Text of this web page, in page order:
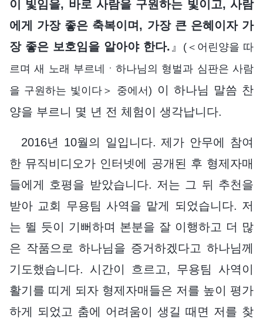
이 빛임을, 바로 사람을 구원하는 빛이고, 사람
에게 가장 좋은 축복이며, 가장 큰 은혜이자 가
장 좋은 보호임을 알아야 한다. 』 (＜어린양을 따
르며 새 노래 부르네ㆍ하나님의 형벌과 심판은 사람
을 구원하는 빛이다＞ 중에서) 이 하나님 말씀 찬
양을 부르니 몇 년 전 체험이 생각납니다.
2016년 10월의 일입니다. 제가 안무에 참여
한 뮤직비디오가 인터넷에 공개된 후 형제자매
들에게 호평을 받았습니다. 저는 그 뒤 추천을
받아 교회 무용팀 사역을 맡게 되었습니다. 저
는 뛸 듯이 기뻐하며 본분을 잘 이행하고 더 많
은 작품으로 하나님을 증거하겠다고 하나님께
기도했습니다. 시간이 흐르고, 무용팀 사역이
활기를 띠게 되자 형제자매들은 저를 높이 평가
하게 되었고 춤에 어려움이 생길 때면 저를 찾